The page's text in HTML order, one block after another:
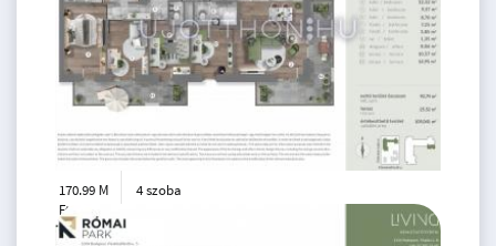
170.99 M
Ft
93 m2
4 szoba